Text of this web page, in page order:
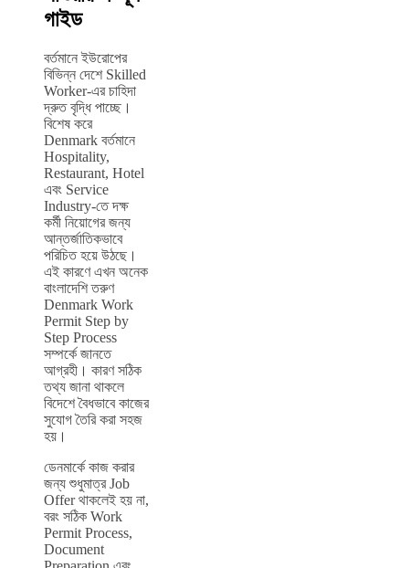
গাইড
বর্তমানে ইউরোপের
বিভিন্ন দেশে Skilled
Worker-এর চাহিদা
দ্রুত বৃদ্ধি পাচ্ছে।
বিশেষ করে
Denmark বর্তমানে
Hospitality,
Restaurant, Hotel
এবং Service
Industry-তে দক্ষ
কর্মী নিয়োগের জন্য
আন্তর্জাতিকভাবে
পরিচিত হয়ে উঠছে।
এই কারণে এখন অনেক
বাংলাদেশি তরুণ
Denmark Work
Permit Step by
Step Process
সম্পর্কে জানতে
আগ্রহী। কারণ সঠিক
তথ্য জানা থাকলে
বিদেশে বৈধভাবে কাজের
সুযোগ তৈরি করা সহজ
হয়।
ডেনমার্কে কাজ করার
জন্য শুধুমাত্র Job
Offer থাকলেই হয় না,
বরং সঠিক Work
Permit Process,
Document